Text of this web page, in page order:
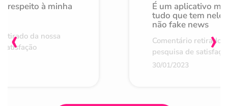
respeito à minha
da nossa
É um aplicativo
tudo que tem nele
não fake news
Comentário retirado
pesquisa de
30/01/2023
‹ ›